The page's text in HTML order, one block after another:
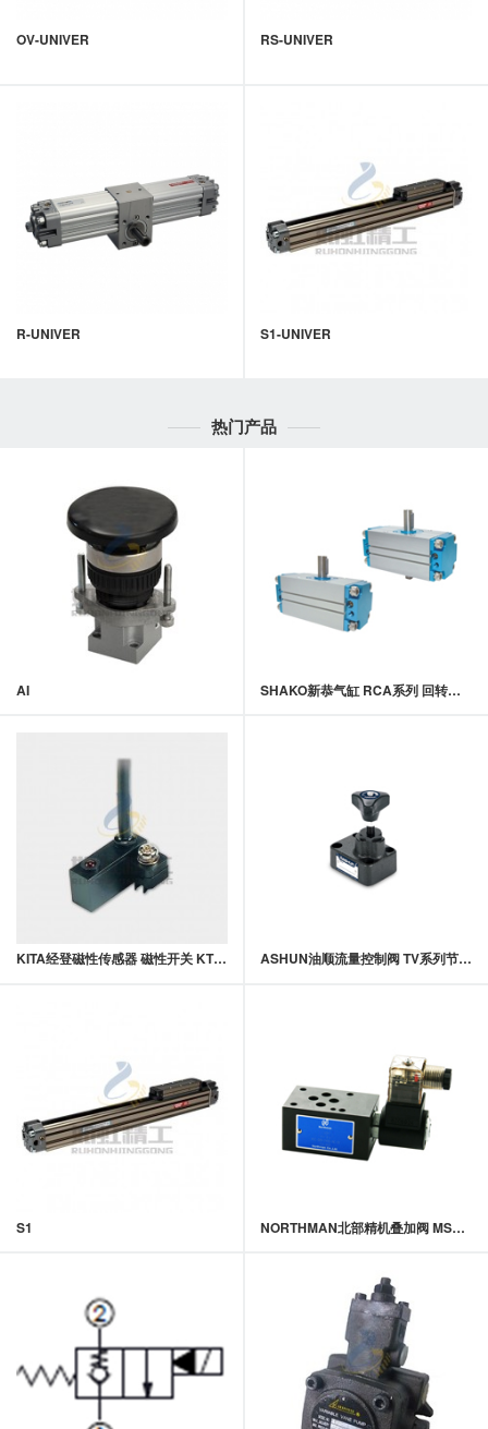
OV-UNIVER RS-UNIVER
R-UNIVER S1-UNIVER
热门产品
AI SHAKO新恭气缸 RCA系列 回转气缸
KITA经登磁性传感器 磁性开关 KT33系列 ASHUN油顺流量控制阀 TV系列节流阀
S1 NORTHMAN北部精机叠加阀 MSC-02,03系列叠加式电控单向阀